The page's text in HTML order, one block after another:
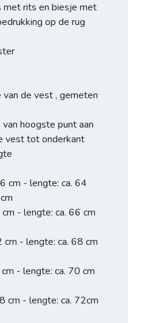
met rits en biesje met
op de rug
de vest , gemeten
hoogste punt aan
vest tot onderkant
cm - lengte: ca. 64
- lengte: ca. 66 cm
- lengte: ca. 68 cm
- lengte: ca. 70 cm
cm - lengte: ca. 72cm